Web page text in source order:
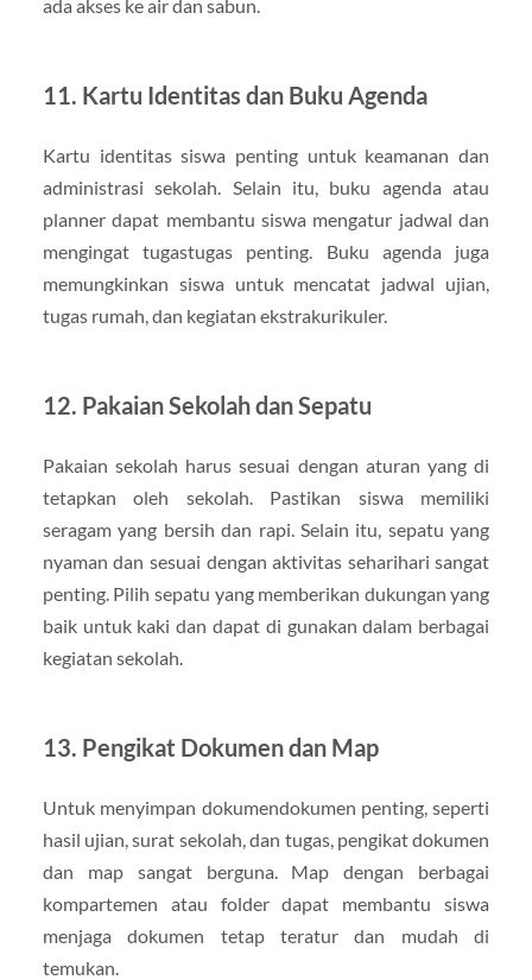
ada akses ke air dan sabun.
11. Kartu Identitas dan Buku Agenda
Kartu identitas siswa penting untuk keamanan dan
administrasi sekolah. Selain itu, buku agenda atau
planner dapat membantu siswa mengatur jadwal dan
mengingat tugastugas penting. Buku agenda juga
memungkinkan siswa untuk mencatat jadwal ujian,
tugas rumah, dan kegiatan ekstrakurikuler.
12. Pakaian Sekolah dan Sepatu
Pakaian sekolah harus sesuai dengan aturan yang di
tetapkan oleh sekolah. Pastikan siswa memiliki
seragam yang bersih dan rapi. Selain itu, sepatu yang
nyaman dan sesuai dengan aktivitas seharihari sangat
penting. Pilih sepatu yang memberikan dukungan yang
baik untuk kaki dan dapat di gunakan dalam berbagai
kegiatan sekolah.
13. Pengikat Dokumen dan Map
Untuk menyimpan dokumendokumen penting, seperti
hasil ujian, surat sekolah, dan tugas, pengikat dokumen
dan map sangat berguna. Map dengan berbagai
kompartemen atau folder dapat membantu siswa
menjaga dokumen tetap teratur dan mudah di
temukan.